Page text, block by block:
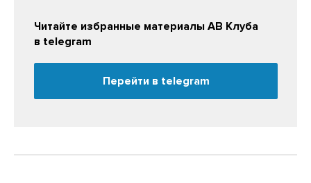
Читайте избранные материалы АВ Клуба
в telegram
Перейти в telegram